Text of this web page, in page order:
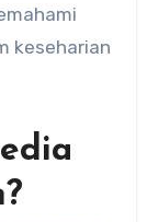
keseharian